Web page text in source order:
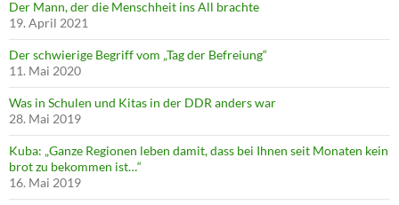
Der Mann, der die Menschheit ins All brachte
19. April 2021
Der schwierige Begriff vom „Tag der Befreiung“
11. Mai 2020
Was in Schulen und Kitas in der DDR anders war
28. Mai 2019
Kuba: „Ganze Regionen leben damit, dass bei Ihnen seit Monaten kein
brot zu bekommen ist…“
16. Mai 2019